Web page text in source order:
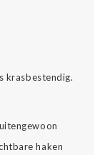
krasbestendig.
haken